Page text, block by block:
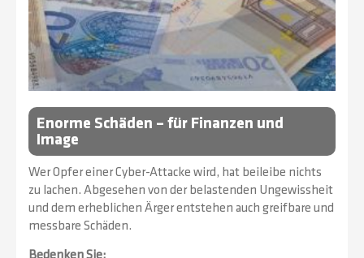
Enorme Schäden – für Finanzen und
Image
Wer Opfer einer Cyber-Attacke wird, hat beileibe nichts
zu lachen. Abgesehen von der belastenden Ungewissheit
und dem erheblichen Ärger entstehen auch greifbare und
messbare Schäden.